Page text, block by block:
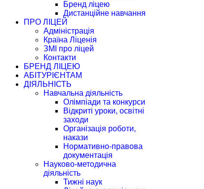
Бренд ліцею
Дистанційне навчання
ПРО ЛІЦЕЙ
Адміністрація
Країна Ліценія
ЗМІ про ліцей
Контакти
БРЕНД ЛІЦЕЮ
АБІТУРІЄНТАМ
ДІЯЛЬНІСТЬ
Навчальна діяльність
Олімпіади та конкурси
Відкриті уроки, освітні
заходи
Організація роботи,
накази
Нормативно-правова
документація
Науково-методична
діяльність
Тижні наук